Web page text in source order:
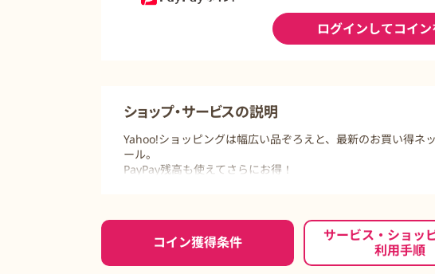
ログインしてコイ
ショップ・サービスの説明
Yahoo!ショッピングは幅広い品ぞろえと、最新のお買い得ネ
ール。
PayPay残高も使えてさらにお得！
ご利用前に必ずお読みください
コイン獲得条件
サービス・ショッ
利用手順